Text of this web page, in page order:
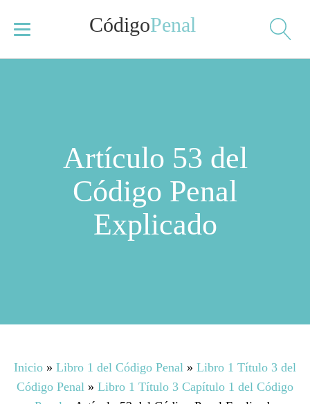
CódigoPenal
Artículo 53 del
Código Penal
Explicado
Inicio » Libro 1 del Código Penal » Libro 1 Título 3 del
Código Penal » Libro 1 Título 3 Capítulo 1 del Código